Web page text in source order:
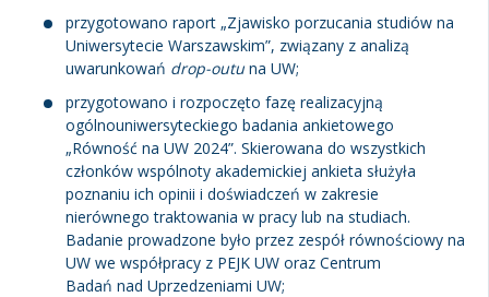
przygotowano raport „Zjawisko porzucania studiów na
Uniwersytecie Warszawskim”, związany z analizą
uwarunkowań drop-outuna UW;
przygotowano i rozpoczęto fazę realizacyjną
ogólnouniwersyteckiego badania ankietowego
„Równość na UW 2024”. Skierowana do wszystkich
członków wspólnoty akademickiej ankieta służyła
poznaniu ich opinii i doświadczeń w zakresie
nierównego traktowania w pracy lub na studiach.
Badanie prowadzone było przez zespół równościowy na
UW we współpracy z PEJK UW oraz Centrum
Badań nad Uprzedzeniami UW;